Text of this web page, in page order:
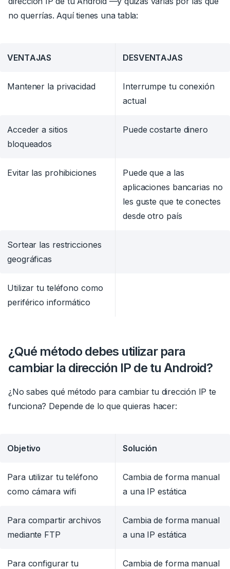
no querrías. Aquí tienes una tabla:
VENTAJAS DESVENTAJAS
Mantener la privacidad
Interrumpe tu conexión
actual
Acceder a sitios
bloqueados
Puede costarte dinero
Evitar las prohibiciones
Puede que a las
aplicaciones bancarias no
les guste que te conectes
desde otro país
Sortear las restricciones
geográficas
Utilizar tu teléfono como
periférico informático
¿Qué método debes utilizar para
cambiar la dirección IP de tu Android?
¿No sabes qué método para cambiar tu dirección IP te
funciona? Depende de lo que quieras hacer:
Objetivo Solución
Para utilizar tu teléfono
como cámara wifi
Cambia de forma manual
a una IP estática
Para compartir archivos
mediante FTP
Cambia de forma manual
a una IP estática
Para configurar tu
Cambia de forma manual